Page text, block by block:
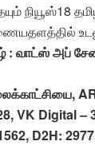
நியூஸ்18
: வாட்ஸ் அப்
VK Digital –
D2H: